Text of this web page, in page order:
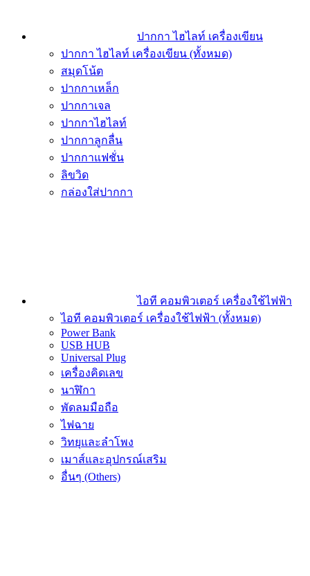
ปากกา ไฮไลท์ เครื่องเขียน
ปากกา ไฮไลท์ เครื่องเขียน (ทั้งหมด)
สมุดโน้ต
ปากกาเหล็ก
ปากกาเจล
ปากกาไฮไลท์
ปากกาลูกลื่น
ปากกาแฟชั่น
ลิขวิด
กล่องใส่ปากกา
ไอที คอมพิวเตอร์ เครื่องใช้ไฟฟ้า
ไอที คอมพิวเตอร์ เครื่องใช้ไฟฟ้า (ทั้งหมด)
Power Bank
USB HUB
Universal Plug
เครื่องคิดเลข
นาฬิกา
พัดลมมือถือ
ไฟฉาย
วิทยุและลำโพง
เมาส์และอุปกรณ์เสริม
อื่นๆ (Others)